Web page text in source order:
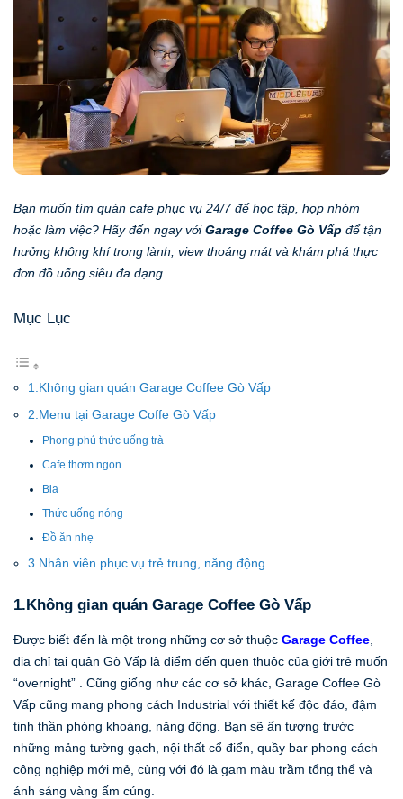
Bạn muốn tìm quán cafe phục vụ 24/7 để học tập, họp nhóm
hoặc làm việc? Hãy đến ngay vớiGarage Coffee Gò Vấp để tận
hưởng không khí trong lành, view thoáng mát và khám phá thực
đơn đồ uống siêu đa dạng.
Mục Lục
1.Không gian quán Garage Coffee Gò Vấp
2.Menu tại Garage Coffe Gò Vấp
Phong phú thức uống trà
Cafe thơm ngon
Bia
Thức uống nóng
Đồ ăn nhẹ
3.Nhân viên phục vụ trẻ trung, năng động
1.Không gian quán Garage Coffee Gò Vấp
Được biết đến là một trong những cơ sở thuộc Garage Coffee
địa chỉ tại quận Gò Vấp là điểm đến quen thuộc của giới trẻ muốn
“overnight” . Cũng giống như các cơ sở khác, Garage Coffee Gò
Vấp cũng mang phong cách Industrial với thiết kế độc đáo, đậm
tinh thần phóng khoáng, năng động. Bạn sẽ ấn tượng trước
những mảng tường gạch, nội thất cổ điển, quầy bar phong cách
công nghiệp mới mẻ, cùng với đó là gam màu trầm tổng thể và
ánh sáng vàng ấm cúng.